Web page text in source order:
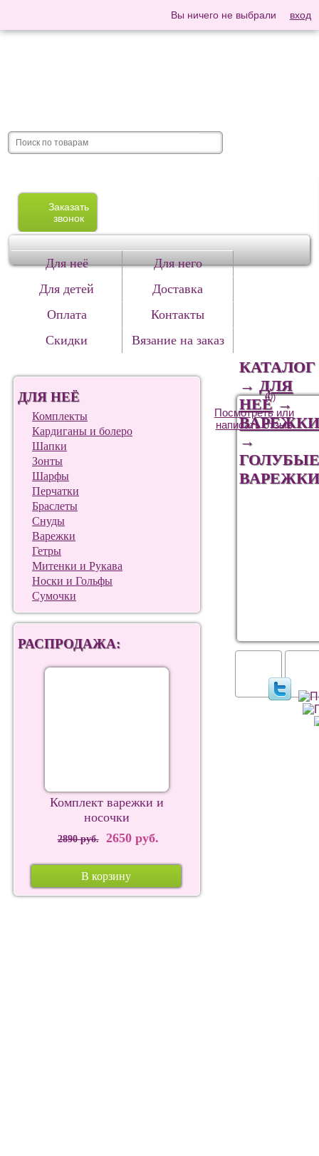
Вы ничего не выбрали вход
Заказать
звонок
Для неё
Для него
Для детей
Доставка
Оплата
Контакты
Скидки
Вязание на заказ
ДЛЯ НЕЁ
Комплекты
Кардиганы и болеро
Шапки
Зонты
Шарфы
Перчатки
Браслеты
Снуды
Варежки
Гетры
Митенки и Рукава
Носки и Гольфы
Сумочки
РАСПРОДАЖА:
Комплект варежки и
носочки
2890 руб.2650 руб.
В корзину
КАТАЛОГ
→ДЛЯ
НЕЁ→
→
(0)
Посмотреть или
написать отзыв